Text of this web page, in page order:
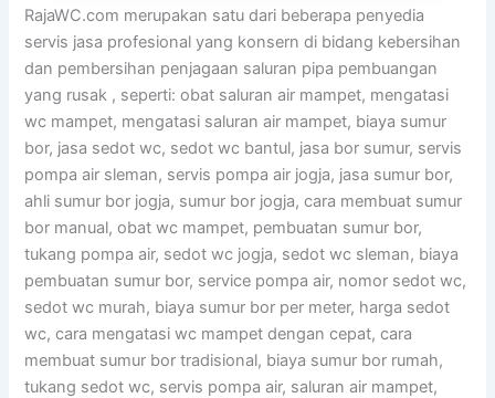
RajaWC.com merupakan satu dari beberapa penyedia
servis jasa profesional yang konsern di bidang kebersihan
dan pembersihan penjagaan saluran pipa pembuangan
yang rusak , seperti: obat saluran air mampet, mengatasi
wc mampet, mengatasi saluran air mampet, biaya sumur
bor, jasa sedot wc, sedot wc bantul, jasa bor sumur, servis
pompa air sleman, servis pompa air jogja, jasa sumur bor,
ahli sumur bor jogja, sumur bor jogja, cara membuat sumur
bor manual, obat wc mampet, pembuatan sumur bor,
tukang pompa air, sedot wc jogja, sedot wc sleman, biaya
pembuatan sumur bor, service pompa air, nomor sedot wc,
sedot wc murah, biaya sumur bor per meter, harga sedot
wc, cara mengatasi wc mampet dengan cepat, cara
membuat sumur bor tradisional, biaya sumur bor rumah,
tukang sedot wc, servis pompa air, saluran air mampet,